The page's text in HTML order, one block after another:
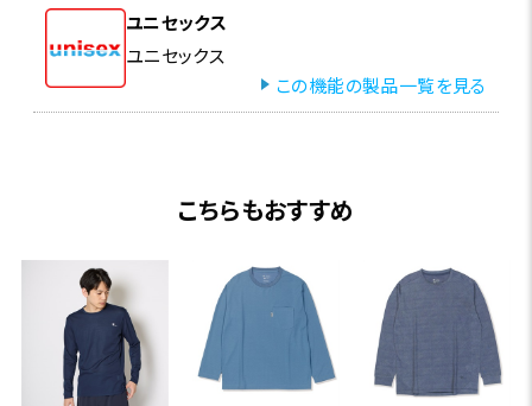
ユニセックス
ユニセックス
この機能の製品一覧を見る
こちらもおすすめ